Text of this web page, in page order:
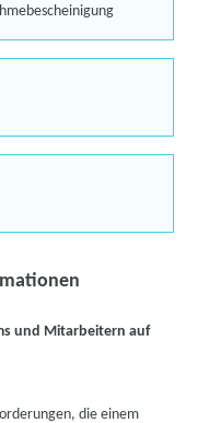
und Mitarbeitern auf
die einem